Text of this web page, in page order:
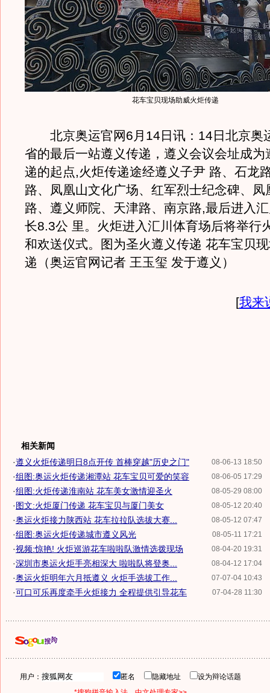
花车宝贝现场助威火炬传递
北京奥运官网6月14日讯：14日北京奥
省的最后一站遵义传递，遵义会议会址成为
递的起点,火炬传递途经遵义子尹 路、石龙
路、凤凰山文化广场、红军烈士纪念碑、凤
路、遵义师院、天津路、南京路,最后进入
长8.3公 里。火炬进入汇川体育场后将举行
和欢送仪式。图为圣火遵义传递 花车宝贝
递（奥运官网记者 王玉玺 发于遵义）
[我来
相关新闻
08-06-13 18:50
·遵义火炬传递明日8点开传 首棒穿越"历史之门"
08-06-05 17:29
·组图:奥运火炬传递湘潭站 花车宝贝可爱的笑容
08-05-29 08:00
·组图:火炬传递淮南站 花车美女激情迎圣火
08-05-12 20:40
·图文:火炬厦门传递 花车宝贝与厦门美女
08-05-12 07:47
·奥运火炬接力陕西站 花车拉拉队选拔大赛...
08-05-11 17:21
·组图:奥运火炬传递城市遵义风光
08-04-20 19:31
·视频:惊艳! 火炬巡游花车啦啦队激情选拨现场
08-04-12 17:04
·深圳市奥运火炬手亮相深大 啦啦队将登奥...
07-07-04 10:43
·奥运火炬明年六月抵遵义 火炬手选拔工作...
07-04-28 11:30
·可口可乐再度牵手火炬接力 全程提供引导花车
用户： 匿名 隐藏地址
设为辩论话题